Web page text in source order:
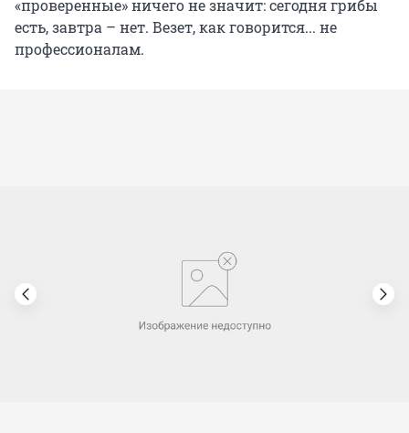
«проверенные» ничего не значит: сегодня грибы
есть, завтра – нет. Везет, как говорится... не
профессионалам.